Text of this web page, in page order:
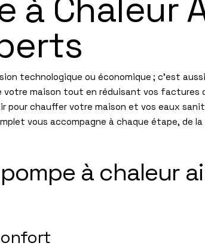
à Chaleur
technologique ou économique ; c’est
maison tout en réduisant vos factures
pour chauffer votre maison et vos eaux
vous accompagne à chaque étape, de la
à chaleur